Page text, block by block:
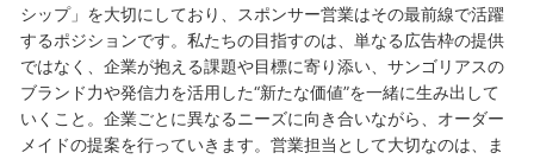
シップ」を大切にしており、スポンサー営業はその最前線で活躍
するポジションです。私たちの目指すのは、単なる広告枠の提供
ではなく、企業が抱える課題や目標に寄り添い、サンゴリアスの
ブランド力や発信力を活用した“新たな価値”を一緒に生み出して
いくこと。企業ごとに異なるニーズに向き合いながら、オーダー
メイドの提案を行っていきます。営業担当として大切なのは、ま